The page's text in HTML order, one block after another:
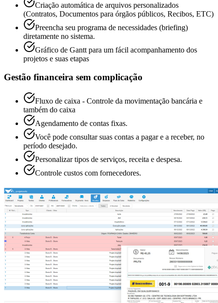
Criação automática de arquivos personalizados
(Contratos, Documentos para órgãos públicos, Recibos, ETC)
Preencha seu programa de necessidades (briefing)
diretamente no sistema.
Gráfico de Gantt para um fácil acompanhamento dos
projetos e suas etapas
Gestão financeira sem complicação
Fluxo de caixa - Controle da movimentação bancária e
também do caixa
Agendamento de contas fixas.
Você pode consultar suas contas a pagar e a receber, no
período desejado.
Personalizar tipos de serviços, receita e despesa.
Controle custos com fornecedores.